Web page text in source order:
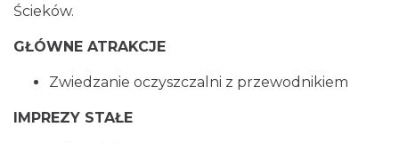
Ścieków.
GŁÓWNE ATRAKCJE
Zwiedzanie oczyszczalni z przewodnikiem
IMPREZY STAŁE